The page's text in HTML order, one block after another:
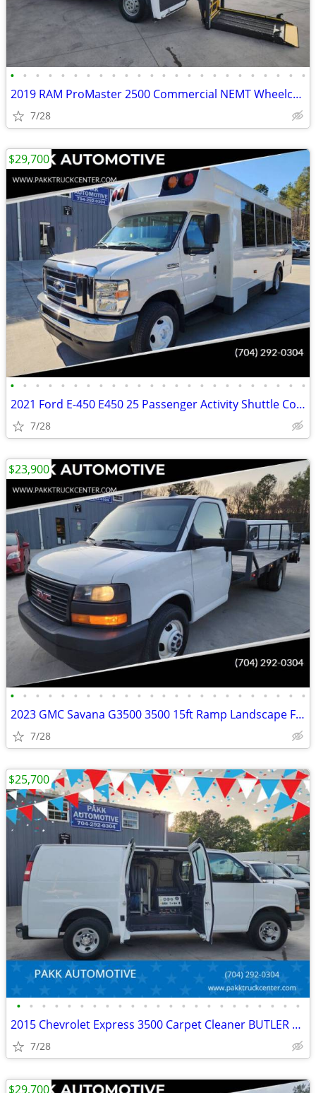
• • • • • • • • • • • • • • • • • • • • • • • •
2019 RAM ProMaster 2500 Commercial NEMT Wheelchair Gurney Van w/ Lift
7/28
• • • • • • • • • • • • • • • • • • • • • • • •
2021 Ford E-450 E450 25 Passenger Activity Shuttle Coach Van Mini Bus
7/28
$29,700
• • • • • • • • • • • • • • • • • • • • • • • •
2023 GMC Savana G3500 3500 15ft Ramp Landscape Flatbed Stake Bed Truck
7/28
$23,900
• • • • • • • • • • • • • • • • • • • • • • •
2015 Chevrolet Express 3500 Carpet Cleaner BUTLER CLEANING SYSTEM
7/28
$25,700
$29,700